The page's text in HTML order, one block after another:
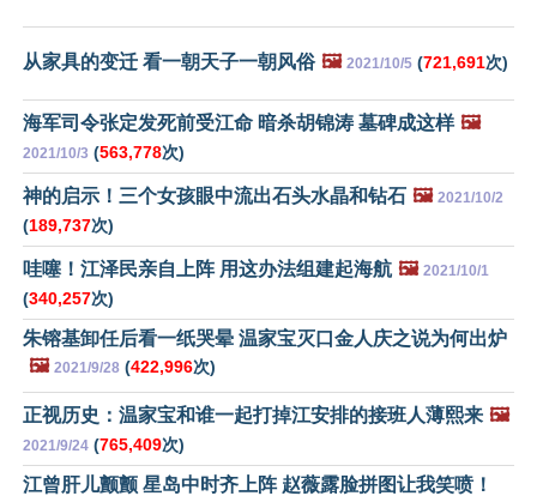
从家具的变迁 看一朝天子一朝风俗 🖼️ 2021/10/5 (721,691次)
海军司令张定发死前受江命 暗杀胡锦涛 墓碑成这样 🖼️
2021/10/3 (563,778次)
神的启示！三个女孩眼中流出石头水晶和钻石 🖼️ 2021/10/2
(189,737次)
哇噻！江泽民亲自上阵 用这办法组建起海航 🖼️ 2021/10/1
(340,257次)
朱镕基卸任后看一纸哭晕 温家宝灭口金人庆之说为何出炉
🖼️ 2021/9/28 (422,996次)
正视历史：温家宝和谁一起打掉江安排的接班人薄熙来 🖼️
2021/9/24 (765,409次)
江曾肝儿颤颤 星岛中时齐上阵 赵薇露脸拼图让我笑喷！